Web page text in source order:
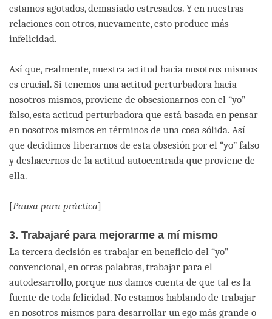
estamos agotados, demasiado estresados. Y en nuestras
relaciones con otros, nuevamente, esto produce más
infelicidad.
Así que, realmente, nuestra actitud hacia nosotros mismos
es crucial. Si tenemos una actitud perturbadora hacia
nosotros mismos, proviene de obsesionarnos con el “yo”
falso, esta actitud perturbadora que está basada en pensar
en nosotros mismos en términos de una cosa sólida. Así
que decidimos liberarnos de esta obsesión por el “yo” falso
y deshacernos de la actitud autocentrada que proviene de
ella.
[Pausa para práctica]
3. Trabajaré para mejorarme a mí mismo
La tercera decisión es trabajar en beneficio del “yo”
convencional, en otras palabras, trabajar para el
autodesarrollo, porque nos damos cuenta de que tal es la
fuente de toda felicidad. No estamos hablando de trabajar
en nosotros mismos para desarrollar un ego más grande o